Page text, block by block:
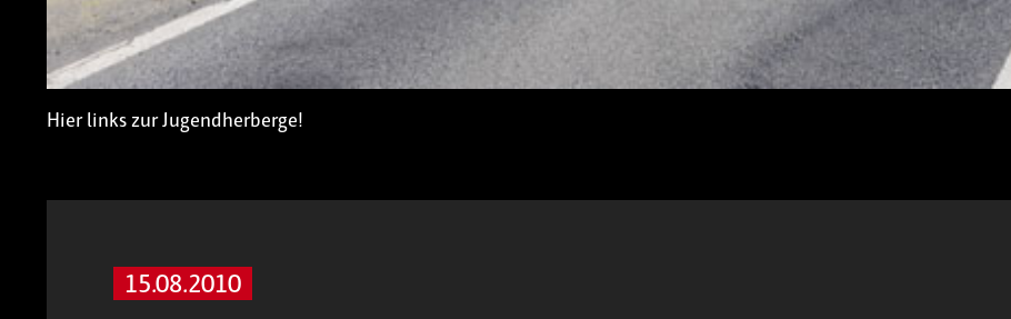
Hier links zur Jugendherberge!
15.08.2010